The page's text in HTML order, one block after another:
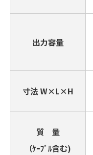
出力容量
寸法 W×L×H
質 量
（ｹｰﾌﾞﾙ含む)